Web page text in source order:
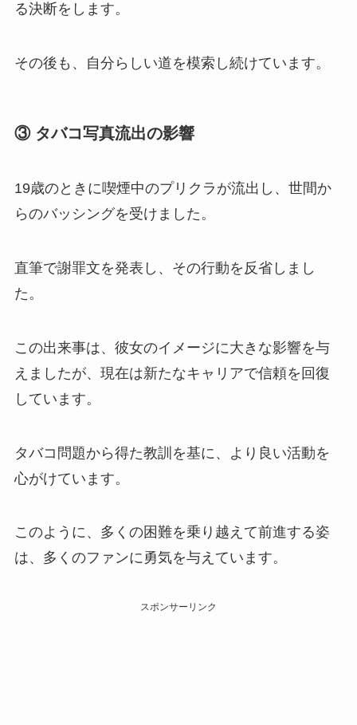
る決断をします。
その後も、自分らしい道を模索し続けています。
③ タバコ写真流出の影響
19歳のときに喫煙中のプリクラが流出し、世間か
らのバッシングを受けました。
直筆で謝罪文を発表し、その行動を反省しまし
た。
この出来事は、彼女のイメージに大きな影響を与
えましたが、現在は新たなキャリアで信頼を回復
しています。
タバコ問題から得た教訓を基に、より良い活動を
心がけています。
このように、多くの困難を乗り越えて前進する姿
は、多くのファンに勇気を与えています。
スポンサーリンク